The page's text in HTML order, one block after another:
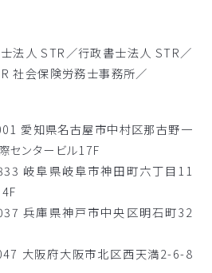
法人 STR／行政書士法人 STR／
社会保険労務士事務所／
愛知県名古屋市中村区那古野一
センタービル17F
岐阜県岐阜市神田町六丁目11
兵庫県神戸市中央区明石町32
大阪府大阪市北区西天満2-6-8